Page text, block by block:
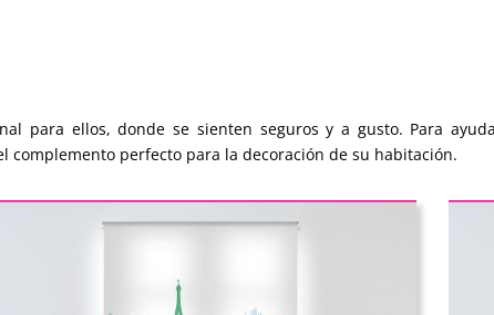
para ellos, donde se sienten seguros y a gusto. Para
complemento perfecto para la decoración de su habitación.